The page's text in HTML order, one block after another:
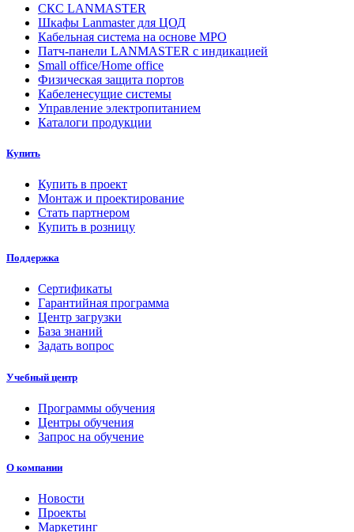
СКС LANMASTER
Шкафы Lanmaster для ЦОД
Кабельная система на основе MPO
Патч-панели LANMASTER с индикацией
Small office/Home office
Физическая защита портов
Кабеленесущие системы
Управление электропитанием
Каталоги продукции
Купить
Купить в проект
Монтаж и проектирование
Стать партнером
Купить в розницу
Поддержка
Сертификаты
Гарантийная программа
Центр загрузки
База знаний
Задать вопрос
Учебный центр
Программы обучения
Центры обучения
Запрос на обучение
О компании
Новости
Проекты
Маркетинг